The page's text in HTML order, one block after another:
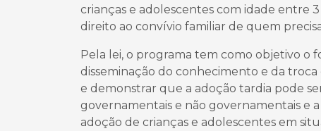
crianças e adolescentes com idade entre
direito ao convívio familiar de quem
Pela lei, o programa tem como objetivo o
disseminação do conhecimento e da
e demonstrar que a adoção tardia pode
governamentais e não governamentais e
adoção de crianças e adolescentes em